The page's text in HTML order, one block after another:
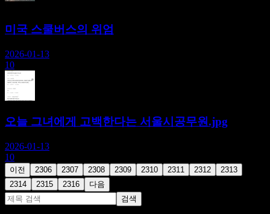
미국 스쿨버스의 위엄
2026-01-13
10
오늘 그녀에게 고백한다는 서울시공무원.jpg
2026-01-13
10
이전 2306 2307 2308 2309 2310 2311 2312
2313
2314
2315 2316
다음
검색